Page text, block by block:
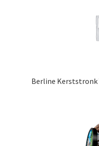
Berline Kerststronk